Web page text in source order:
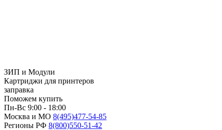
ЗИП и Модули
Картриджи для принтеров
заправка
Поможем купить
Пн-Вс 9:00 - 18:00
Москва и МО 8(495)477-54-85
Регионы РФ 8(800)550-51-42